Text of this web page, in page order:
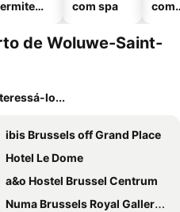
com spa
com
de Woluwe-Saint-
lo...
ibis Brussels off Grand Place
Hotel Le Dome
a&o Hostel Brussel Centrum
Numa Brussels Royal Galleries